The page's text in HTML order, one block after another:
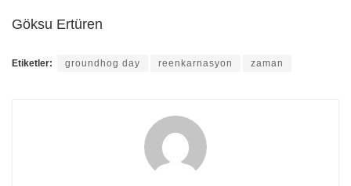
Göksu Ertüren
Etiketler: groundhog day reenkarnasyon zaman